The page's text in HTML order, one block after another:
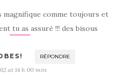
magnifique comme toujours et
tu as assuré !!! des bisous
RÉPONDRE
at 14 h 00 min